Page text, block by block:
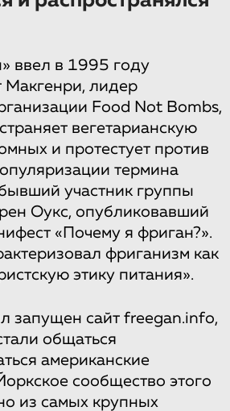
ввел в 1995 году
Макгенри, лидер
Food Not Bombs,
вегетарианскую
и протестует против
термина
участник группы
Оукс, опубликовавший
«Почему я фриган?».
фриганизм как
этику питания».
запущен сайт freegan.info,
общаться
американские
сообщество этого
из самых крупных